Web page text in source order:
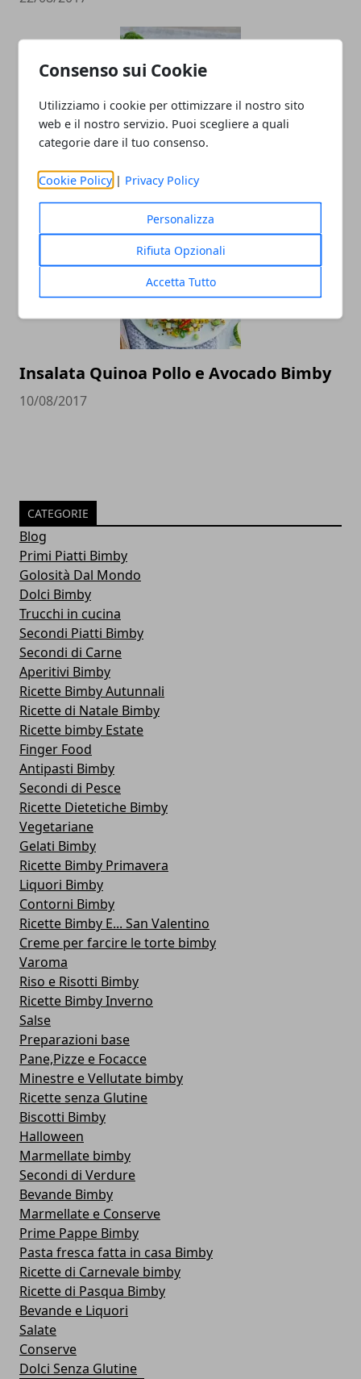
Consenso sui Cookie
Utilizziamo i cookie per ottimizzare il nostro sito
web e il nostro servizio. Puoi scegliere a quali
categorie dare il tuo consenso.
Cookie Policy | Privacy Policy
Personalizza
Rifiuta Opzionali
Accetta Tutto
Polpette di Tonno e Patate Bimby TM5
10/08/2017
Insalata Quinoa Pollo e Avocado Bimby
10/08/2017
CATEGORIE
Blog
Primi Piatti Bimby
Golosità Dal Mondo
Dolci Bimby
Trucchi in cucina
Secondi Piatti Bimby
Secondi di Carne
Aperitivi Bimby
Ricette Bimby Autunnali
Ricette di Natale Bimby
Ricette bimby Estate
Finger Food
Antipasti Bimby
Secondi di Pesce
Ricette Dietetiche Bimby
Vegetariane
Gelati Bimby
Ricette Bimby Primavera
Liquori Bimby
Contorni Bimby
Ricette Bimby E... San Valentino
Creme per farcire le torte bimby
Varoma
Riso e Risotti Bimby
Ricette Bimby Inverno
Salse
Preparazioni base
Pane,Pizze e Focacce
Minestre e Vellutate bimby
Ricette senza Glutine
Biscotti Bimby
Halloween
Marmellate bimby
Secondi di Verdure
Bevande Bimby
Marmellate e Conserve
Prime Pappe Bimby
Pasta fresca fatta in casa Bimby
Ricette di Carnevale bimby
Ricette di Pasqua Bimby
Bevande e Liquori
Salate
Conserve
Dolci Senza Glutine